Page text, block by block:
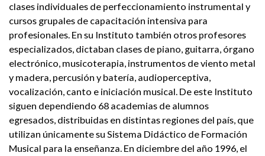
clases individuales de perfeccionamiento instrumental y
cursos grupales de capacitación intensiva para
profesionales. En su Instituto también otros profesores
especializados, dictaban clases de piano, guitarra, órgano
electrónico, musicoterapia, instrumentos de viento metal
y madera, percusión y batería, audioperceptiva,
vocalización, canto e iniciación musical. De este Instituto
siguen dependiendo 68 academias de alumnos
egresados, distribuidas en distintas regiones del país, que
utilizan únicamente su Sistema Didáctico de Formación
Musical para la enseñanza. En diciembre del año 1996, el